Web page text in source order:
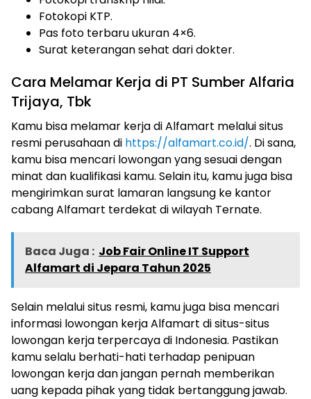
Fotokopi KTP.
Pas foto terbaru ukuran 4×6.
Surat keterangan sehat dari dokter.
Cara Melamar Kerja di PT Sumber Alfaria
Trijaya, Tbk
Kamu bisa melamar kerja di Alfamart melalui situs
resmi perusahaan di https://alfamart.co.id/. Di sana,
kamu bisa mencari lowongan yang sesuai dengan
minat dan kualifikasi kamu. Selain itu, kamu juga bisa
mengirimkan surat lamaran langsung ke kantor
cabang Alfamart terdekat di wilayah Ternate.
Baca Juga : Job Fair Online IT Support
Alfamart di Jepara Tahun 2025
Selain melalui situs resmi, kamu juga bisa mencari
informasi lowongan kerja Alfamart di situs-situs
lowongan kerja terpercaya di Indonesia. Pastikan
kamu selalu berhati-hati terhadap penipuan
lowongan kerja dan jangan pernah memberikan
uang kepada pihak yang tidak bertanggung jawab.